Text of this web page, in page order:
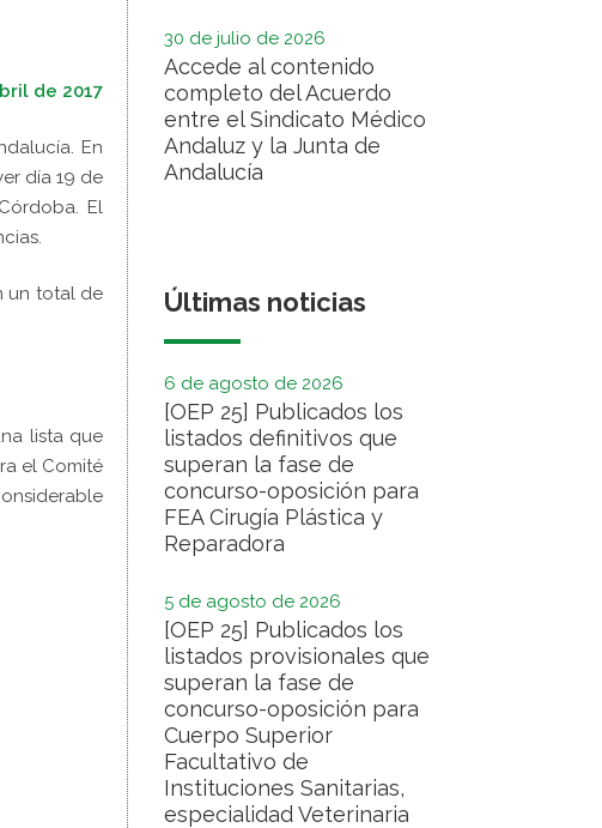
de 2017
En
día 19 de
El
un total de
lista que
el Comité
30 de julio de 2026
Accede al contenido
completo del Acuerdo
entre el Sindicato Médico
Andaluz y la Junta de
Andalucía
Últimas noticias
6 de agosto de 2026
[OEP 25] Publicados los
listados definitivos que
superan la fase de
concurso-oposición para
FEA Cirugía Plástica y
Reparadora
5 de agosto de 2026
[OEP 25] Publicados los
listados provisionales que
superan la fase de
concurso-oposición para
Cuerpo Superior
Facultativo de
Instituciones Sanitarias,
especialidad Veterinaria